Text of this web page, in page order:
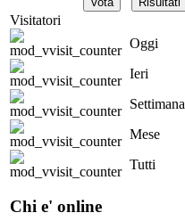
Visitatori
Oggi
Ieri
Settimana
Mese
Tutti
Chi e' online